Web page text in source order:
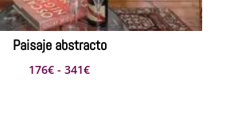
Paisaje abstracto
176€ - 341€Rango